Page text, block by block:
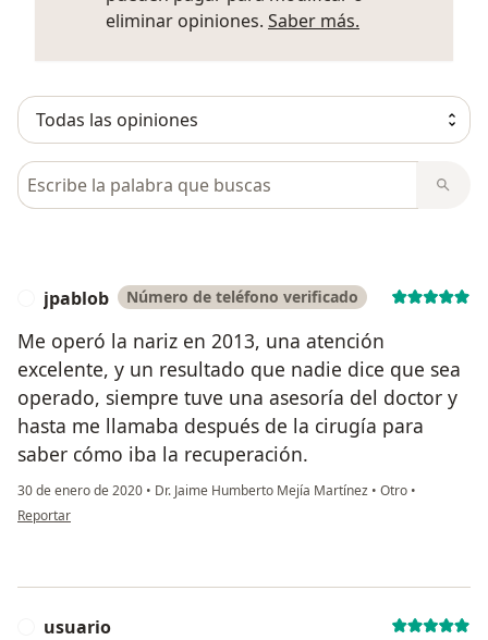
eliminar opiniones. Saber más.
Busca en opiniones
jpablob Número de teléfono verificado
Me operó la nariz en 2013, una atención
excelente, y un resultado que nadie dice que sea
operado, siempre tuve una asesoría del doctor y
hasta me llamaba después de la cirugía para
saber cómo iba la recuperación.
30 de enero de 2020 • Dr. Jaime Humberto Mejía Martínez • Otro •
en opinión del usuario jpablob
Reportar
usuario